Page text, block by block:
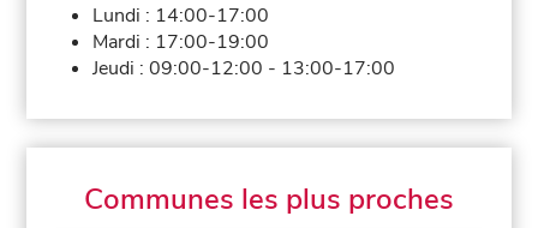
Lundi : 14:00-17:00
Mardi : 17:00-19:00
Jeudi :09:00-12:00 - 13:00-17:00
Communes les plus proches